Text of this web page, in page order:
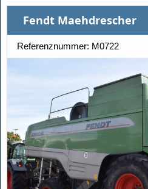
Fendt Maehdrescher
Referenznummer: M0722